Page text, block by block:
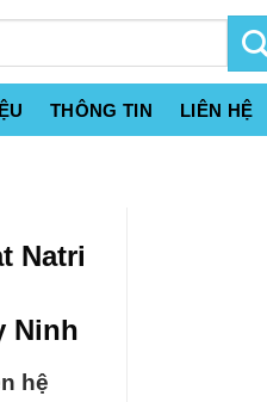
THÔNG TIN LIÊN HỆ
Natri
Ninh
hệ